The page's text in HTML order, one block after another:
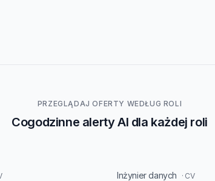
PRZEGLĄDAJ OFERTY WEDŁUG ROLI
Cogodzinne alerty AI dla każdej roli
Inżynier danych · CV